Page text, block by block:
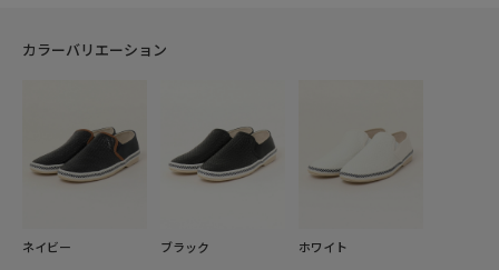
カラーバリエーション
ネイビー ブラック ホワイト